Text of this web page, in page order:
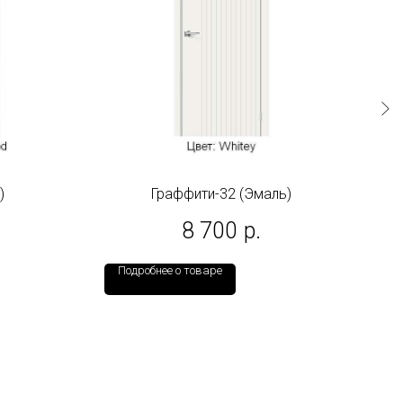
Граффити-32 (Эмаль)
8 700 р.
Подробнее о товаре